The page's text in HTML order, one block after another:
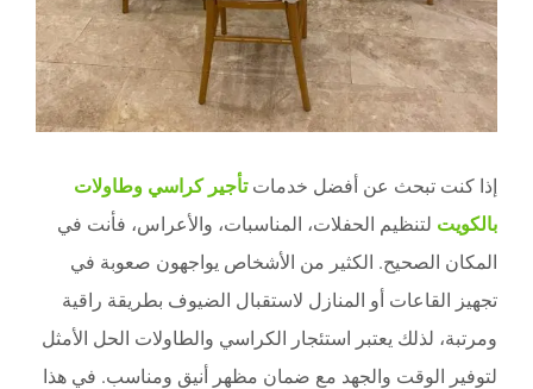
إذا كنت تبحث عن أفضل خدماتتأجير كراسي وطاولات
بالكويت لتنظيم الحفلات، المناسبات، والأعراس، فأنت في
المكان الصحيح. الكثير من الأشخاص يواجهون صعوبة في
تجهيز القاعات أو المنازل لاستقبال الضيوف بطريقة راقية
ومرتبة، لذلك يعتبر استئجار الكراسي والطاولات الحل الأمثل
لتوفير الوقت والجهد مع ضمان مظهر أنيق ومناسب. في هذا